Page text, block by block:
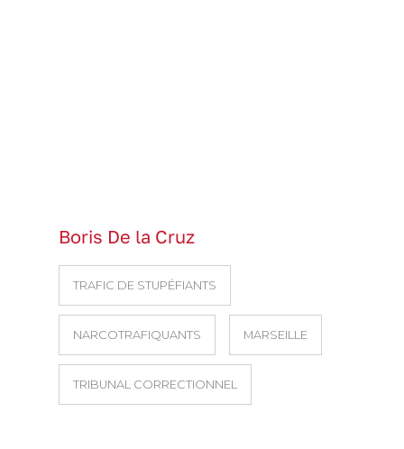
Boris De la Cruz
TRAFIC DE STUPÉFIANTS
NARCOTRAFIQUANTS MARSEILLE
TRIBUNAL CORRECTIONNEL